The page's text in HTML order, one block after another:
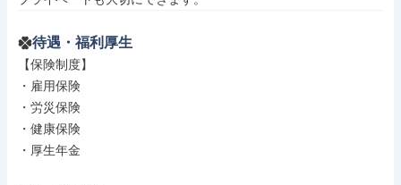
待遇・福利厚生
【保険制度】
・雇用保険
・労災保険
・健康保険
・厚生年金